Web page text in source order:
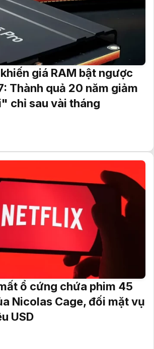
giá RAM bật ngược
Thành quả 20 năm giảm
chỉ sau vài tháng
ổ cứng chứa phim 45
Nicolas Cage, đối mặt vụ
USD